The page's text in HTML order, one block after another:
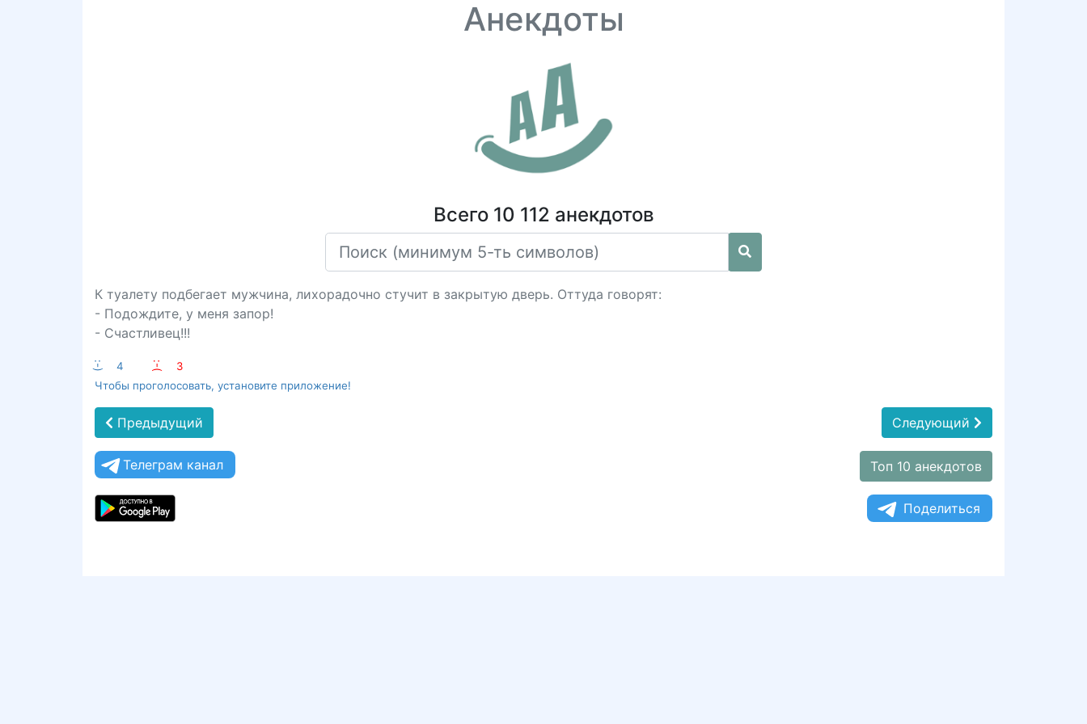
Анекдоты
Всего 10 112 анекдотов
К туалету подбегает мужчина, лихорадочно стучит в закрытую дверь. Оттуда говорят:
- Подождите, у меня запор!
- Счастливец!!!
:-) 4 :-(
3
Чтобы проголосовать, установите приложение!
Предыдущий Следующий
Телеграм канал Топ 10 анекдотов
Поделиться